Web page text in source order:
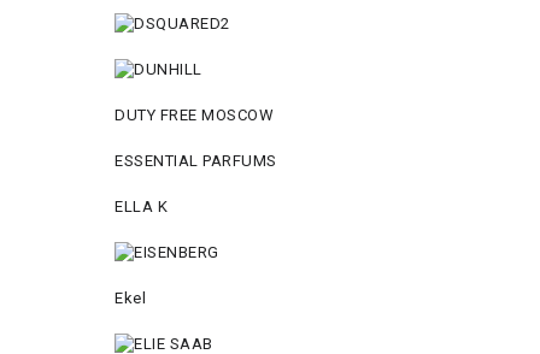
DUTY FREE MOSCOW
ESSENTIAL PARFUMS
ELLA K
Ekel